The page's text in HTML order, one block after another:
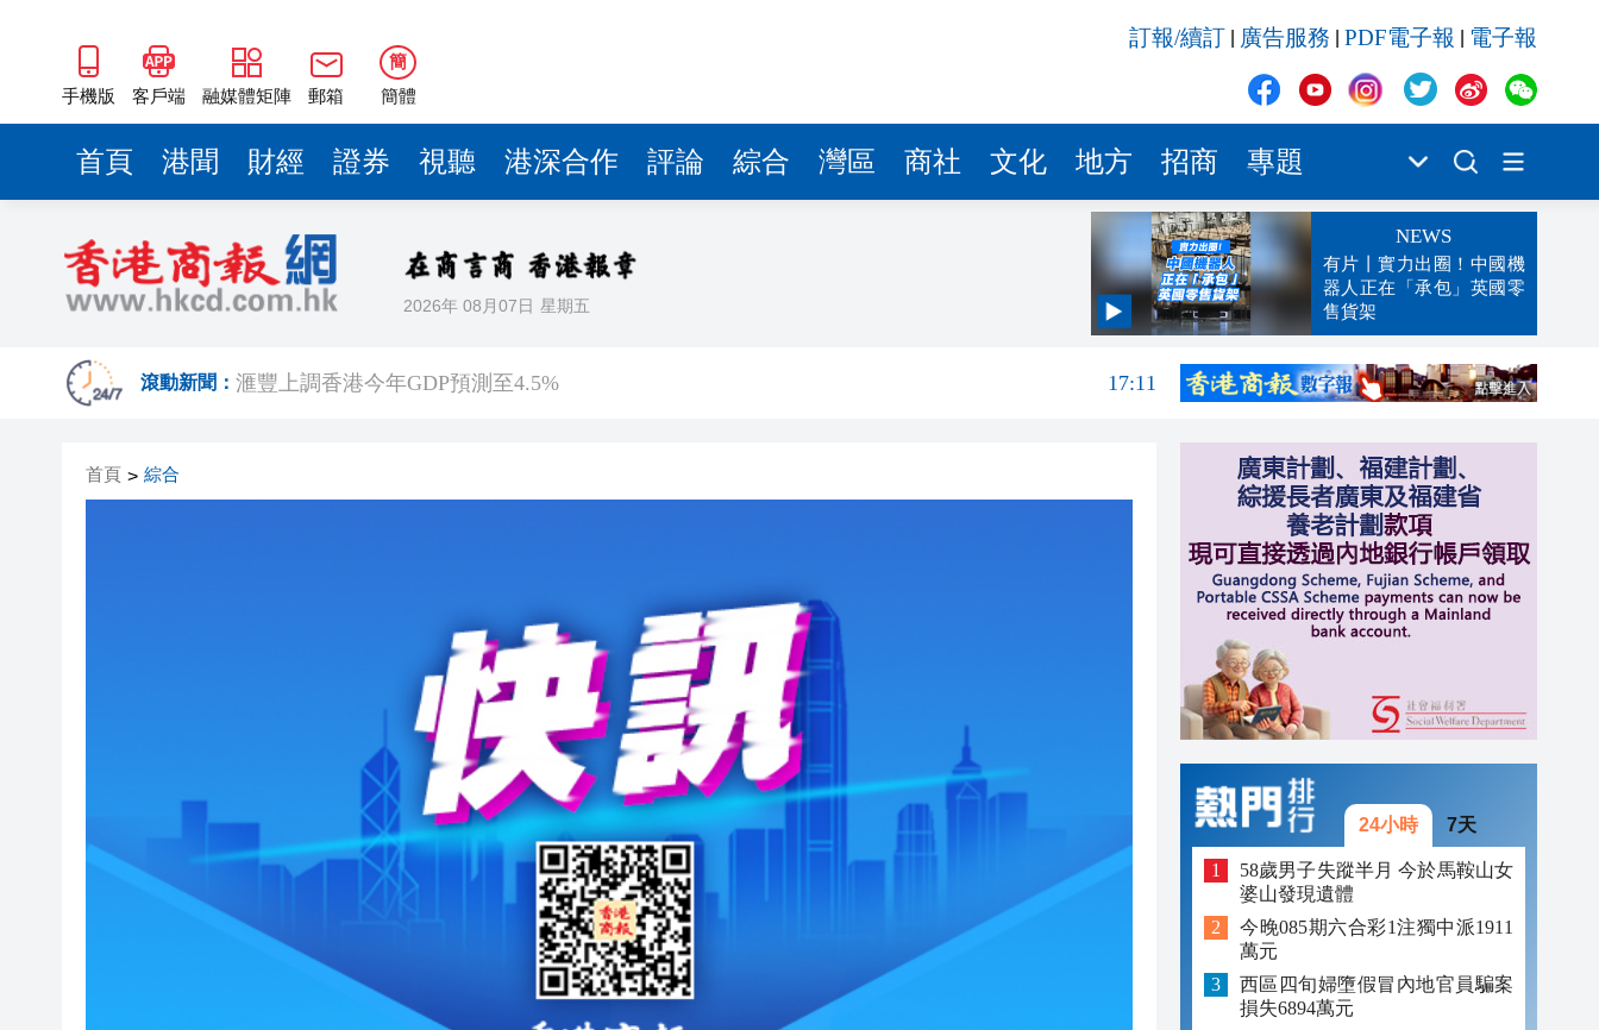
手機版 客戶端 融媒體矩陣 郵箱
簡
簡體
訂報/續訂 廣告服務 PDF電子報 電子報
首頁 港聞 財經 證券 視聽 港深合作 評論 綜合 灣區 商社 文化 地方 招商 專題
2026年 08月07日 星期五
NEWS
有片丨實力出圈！中國機
器人正在「承包」英國零
售貨架
滾動新聞：
有片｜鄧炳強批記協換屆選舉無認受性 警告若涉危害國安「後果自負」
17:06
有片〡警方葵涌廣場巡查掃童黨 網民：掃埋班賣書仔
民青局舉辦關愛隊培訓班 麥美娟：關愛隊已成地區治理團隊一份子
【港樓】CCL連跌兩周共0.45% 中原料高位反覆
首頁 > 綜合
24小時 7天
58歲男子失蹤半月 今於馬鞍山女
婆山發現遺體
今晚085期六合彩1注獨中派1911
萬元
西區四旬婦墮假冒內地官員騙案
損失6894萬元